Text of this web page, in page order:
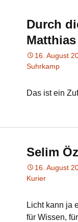
Durch
16. August
Suhrkamp
Das ist ein
Selim
16. August
Kurier
Licht kann ja
für Wissen,